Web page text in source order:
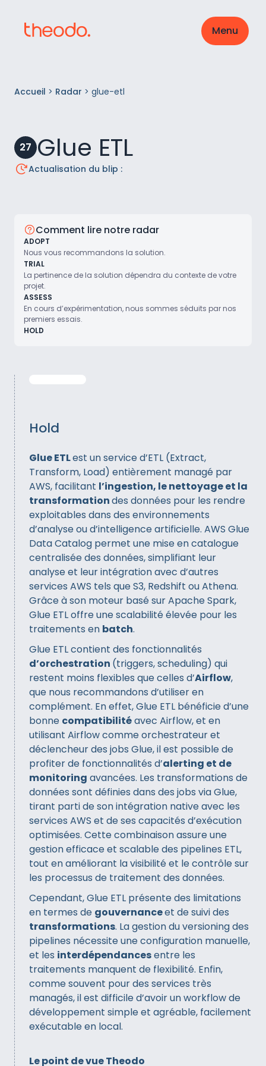
Menu
Accueil > Radar > glue-etl
27 Glue ETL
Actualisation du blip :
Hold
Glue ETLest un service d’ETL (Extract,
Transform, Load) entièrement managé par
AWS, facilitant l’ingestion, le nettoyage et la
transformationdes données pour les rendre
exploitables dans des environnements
d’analyse ou d’intelligence artificielle. AWS Glue
Data Catalog permet une mise en catalogue
centralisée des données, simplifiant leur
analyse et leur intégration avec d’autres
services AWS tels que S3, Redshift ou Athena.
Grâce à son moteur basé sur Apache Spark,
Glue ETL offre une scalabilité élevée pour les
traitements en batch.
Glue ETL contient des fonctionnalités
d’orchestration (triggers, scheduling) qui
restent moins flexibles que celles d’Airflow,
que nous recommandons d’utiliser en
complément. En effet, Glue ETL bénéficie d’une
bonne compatibilitéavec Airflow, et en
utilisant Airflow comme orchestrateur et
déclencheur des jobs Glue, il est possible de
profiter de fonctionnalités d’alerting et de
monitoring avancées. Les transformations de
données sont définies dans des jobs via Glue,
tirant parti de son intégration native avec les
services AWS et de ses capacités d’exécution
optimisées. Cette combinaison assure une
gestion efficace et scalable des pipelines ETL,
tout en améliorant la visibilité et le contrôle sur
les processus de traitement des données.
Cependant, Glue ETL présente des limitations
en termes de gouvernanceet de suivi des
transformations. La gestion du versioning des
pipelines nécessite une configuration manuelle,
et les interdépendancesentre les
traitements manquent de flexibilité. Enfin,
comme souvent pour des services très
managés, il est difficile d’avoir un workflow de
développement simple et agréable, facilement
exécutable en local.
Le point de vue Theodo
Comment lire notre radar
ADOPT
Nous vous recommandons la solution.
TRIAL
La pertinence de la solution dépendra du contexte de votre
projet.
ASSESS
En cours d’expérimentation, nous sommes séduits par nos
premiers essais.
HOLD